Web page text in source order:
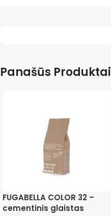
Panašūs Produktai
FUGABELLA COLOR 32 –
cementinis glaistas